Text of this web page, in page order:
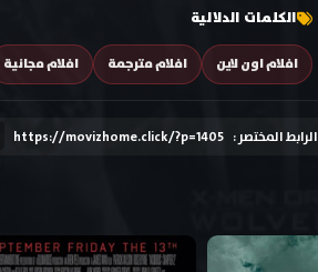
الكلمات الدلالية
افلام اون لاين افلام مترجمة افلام مجانية
الرابط المختصر : https://movizhome.click/?p=1405